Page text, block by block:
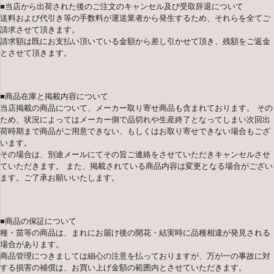
■当店から出荷された後のご注文のキャンセル及び受取辞退について
送料および代引き等の手数料が運送業者から発生するため、それらを全てご
請求させて頂きます。
請求額は既にお支払い頂いている金額から差し引かせて頂き、残額をご返金
とさせて頂きます。
■商品在庫と掲載内容について
当店掲載の商品について、メーカー取り寄せ商品も含まれております。 その
ため、状況によってはメーカー側で品切れや生産終了となってしまい次回出
荷時期まで商品がご用意できない、もしくはお取り寄せできない場合もござ
います。
その場合は、別途メールにてその旨ご連絡をさせていただきキャンセルさせ
ていただきます。 また、掲載されている商品内容は変更となる場合がござい
ます。ご了承お願いいたします。
■商品の保証について
種・苗等の商品は、まれにお届け後の開花・結実時に品種相違が発見される
場合があります。
商品管理につきましては細心の注意を払っておりますが、万が一の事故に対
する損害の補償は、お買い上げ金額の範囲内とさせていただきます。